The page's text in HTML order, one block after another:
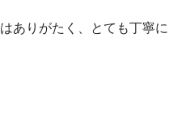
ありがたく、とても丁寧に